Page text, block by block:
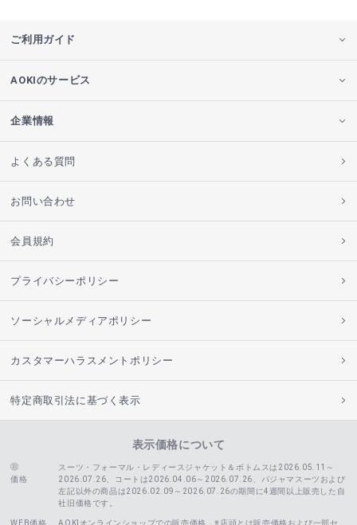
ご利用ガイド
AOKIのサービス
企業情報
よくある質問
お問い合わせ
会員規約
プライバシーポリシー
ソーシャルメディアポリシー
カスタマーハラスメントポリシー
特定商取引法に基づく表示
表示価格について
価格
スーツ・フォーマル・レディースジャケット＆ボトムスは2026.05.11～
2026.07.26、コートは2026.04.06～2026.07.26、
パジャマスーツおよび
左記以外の商品は2026.02.09～2026.07.26の期間に4週間以上販売した自
社旧価格です。
WEB価格 AOKIオンラインショップでの販売価格。※店頭とは販売価格および一部セ